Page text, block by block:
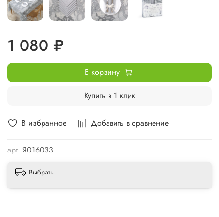
В избранное Добавить в сравнение
арт. Я016033
1 080 ₽
В корзину
Купить в 1 клик
Выбрать